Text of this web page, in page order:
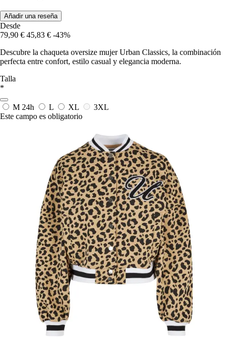
Añadir una reseña
Desde
79,90 € 45,83 € -43%
Descubre la chaqueta oversize mujer Urban Classics, la combinación
perfecta entre confort, estilo casual y elegancia moderna.
Talla
*
M 24h L XL
3XL
Este campo es obligatorio